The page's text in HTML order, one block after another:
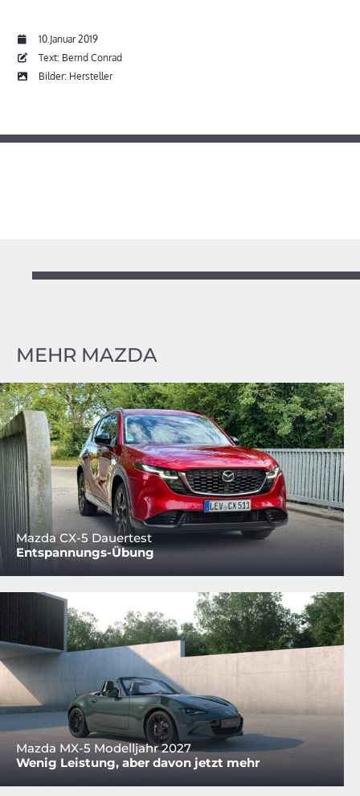
10.Januar 2019
Text: Bernd Conrad
Bilder: Hersteller
MEHR MAZDA
Mazda CX-5 Dauertest
Entspannungs-Übung
Mazda MX-5 Modelljahr 2027
Wenig Leistung, aber davon jetzt mehr